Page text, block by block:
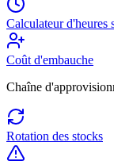
Calculateur d'heures
Coût d'embauche
Chaîne
Rotation des stocks